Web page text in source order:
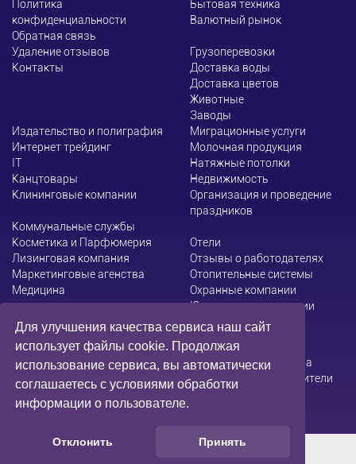
Для улучшения качества сервиса наш сайт
использует файлы cookie. Продолжая
использование сервиса, вы автоматически
соглашаетесь с условиями обработки
информации о пользователе.
Отклонить Принять
Политика
конфиденциальности
Обратная связь
Удаление отзывов
Контакты
Бытовая техника
Валютный рынок
Грузоперевозки
Доставка воды
Доставка цветов
Животные
Заводы
Издательство и полиграфия
Интернет трейдинг
ІТ
Канцтовары
Клининговые компании
Коммунальные службы
Косметика и Парфюмерия
Лизинговая компания
Маркетинговые агенства
Медицина
Миграционные услуги
Молочная продукция
Натяжные потолки
Недвижимость
Организация и проведение
праздников
Отели
Отзывы о работодателях
Отопительные системы
Охранные компании
Юридические компании
Администрация сайта не несет ответственности за
содержание информации, которую размещают посетители